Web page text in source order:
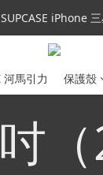
父親節禮手機殼5折
iPhone
父親節禮手機殼5折
河馬引力 保護殼
（